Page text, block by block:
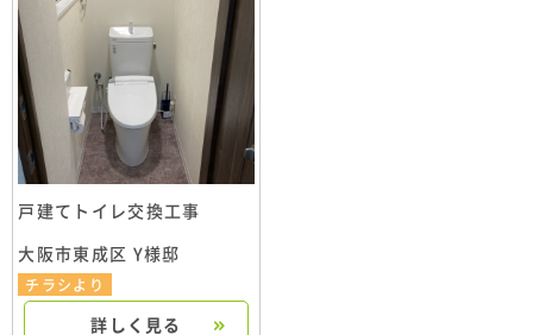
戸建てトイレ交換工事
大阪市東成区 Y様邸
チラシより
詳しく見る